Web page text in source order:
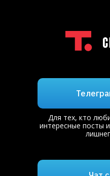
Для тех, кто
интересные посты